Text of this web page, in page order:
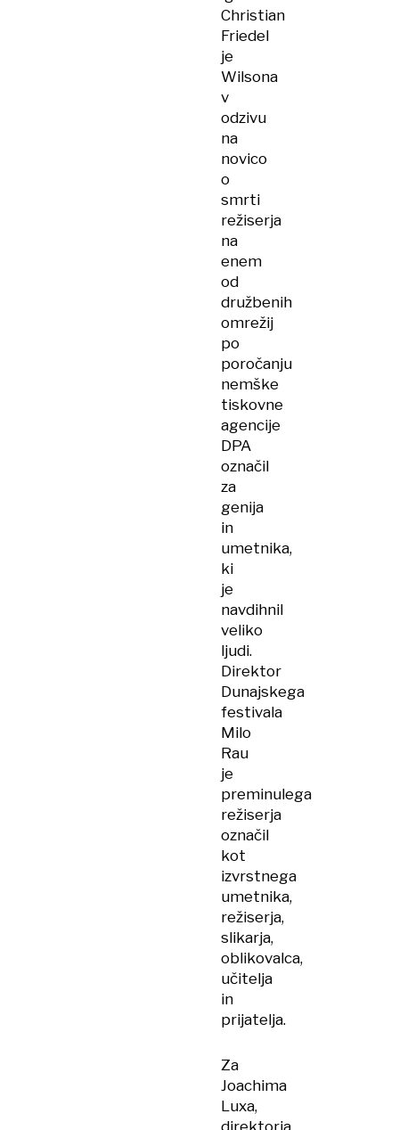
Christian
Friedel
je
Wilsona
v
odzivu
na
novico
o
smrti
režiserja
na
enem
od
družbenih
omrežij
po
poročanju
nemške
tiskovne
agencije
DPA
označil
za
genija
in
umetnika,
ki
je
navdihnil
veliko
ljudi.
Direktor
Dunajskega
festivala
Milo
Rau
je
preminulega
režiserja
označil
kot
izvrstnega
umetnika,
režiserja,
slikarja,
oblikovalca,
učitelja
in
prijatelja.
Za
Joachima
Luxa,